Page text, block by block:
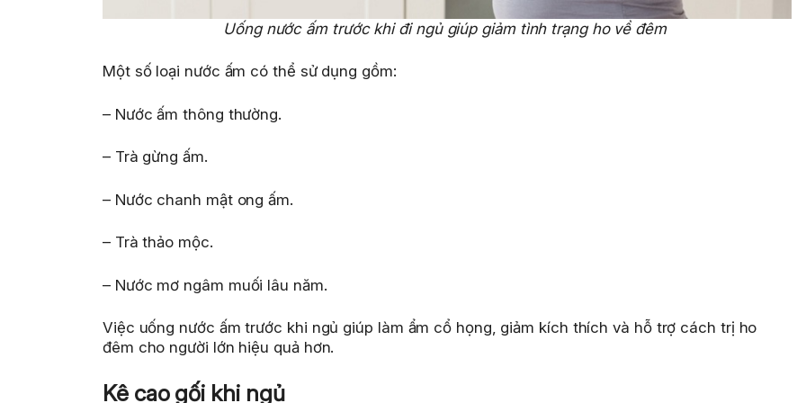
Uống nước ấm trước khi đi ngủ giúp giảm tình trạng ho về đêm
Một số loại nước ấm có thể sử dụng gồm:
– Nước ấm thông thường.
– Trà gừng ấm.
– Nước chanh mật ong ấm.
– Trà thảo mộc.
– Nước mơ ngâm muối lâu năm.
Việc uống nước ấm trước khi ngủ giúp làm ẩm cổ họng, giảm kích thích và hỗ trợ cách trị ho
đêm cho người lớn hiệu quả hơn.
Kê cao gối khi ngủ